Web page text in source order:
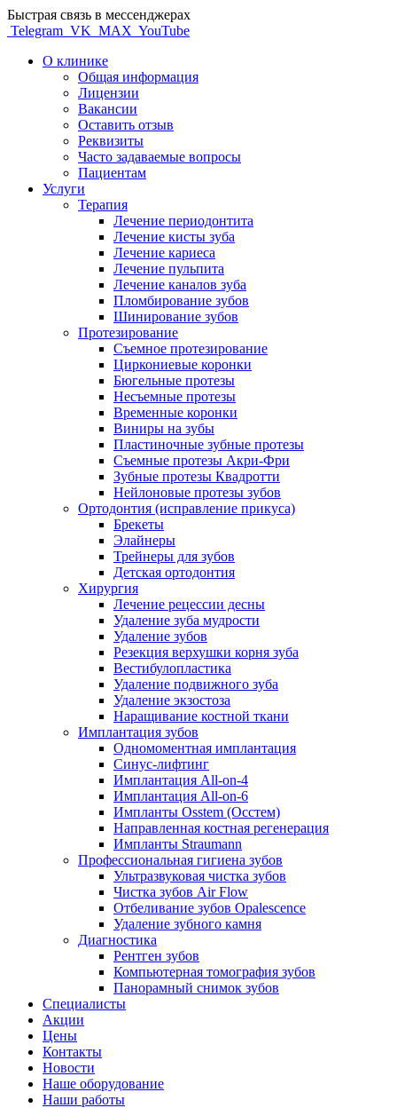
Быстрая связь в мессенджерах
Telegram VK MAX YouTube
О клинике
Общая информация
Лицензии
Вакансии
Оставить отзыв
Реквизиты
Часто задаваемые вопросы
Пациентам
Услуги
Терапия
Лечение периодонтита
Лечение кисты зуба
Лечение кариеса
Лечение пульпита
Лечение каналов зуба
Пломбирование зубов
Шинирование зубов
Протезирование
Съемное протезирование
Циркониевые коронки
Бюгельные протезы
Несъемные протезы
Временные коронки
Виниры на зубы
Пластиночные зубные протезы
Съемные протезы Акри-Фри
Зубные протезы Квадротти
Нейлоновые протезы зубов
Ортодонтия (исправление прикуса)
Брекеты
Элайнеры
Трейнеры для зубов
Детская ортодонтия
Хирургия
Лечение рецессии десны
Удаление зуба мудрости
Удаление зубов
Резекция верхушки корня зуба
Вестибулопластика
Удаление подвижного зуба
Удаление экзостоза
Наращивание костной ткани
Имплантация зубов
Одномоментная имплантация
Синус-лифтинг
Имплантация All-on-4
Имплантация All-on-6
Импланты Osstem (Осстем)
Направленная костная регенерация
Импланты Straumann
Профессиональная гигиена зубов
Ультразвуковая чистка зубов
Чистка зубов Air Flow
Отбеливание зубов Opalescence
Удаление зубного камня
Диагностика
Рентген зубов
Компьютерная томография зубов
Панорамный снимок зубов
Специалисты
Акции
Цены
Контакты
Новости
Наше оборудование
Наши работы